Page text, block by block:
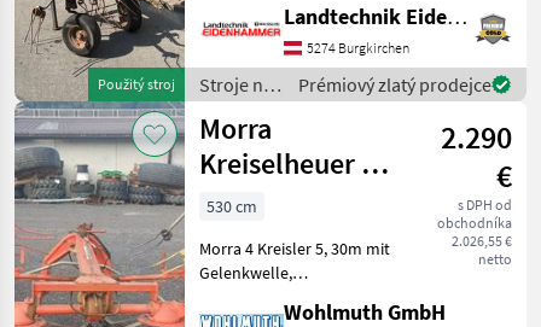
Stroje Na Zber
Objemovych
Krmiv
Nariadkovac
Morra
VYBRAT
KATEGORII
Morra
Pöttinger
Použitý stroj
Verfügbar Standort in 5621
St.Veit im Pongau Stroje na
zber objemových krmív
Nariadkovač
Landtechnik Eidenhammer GmbH
5274 Burgkirchen
Stroje na
zber
objemových
krmív /
Morra
Prémiový zlatý prodejce
Morra
Kreiselheuer MH
530 4 Kreisler
2.290
€
s DPH od
obchodníka
2.026,55 €
netto
530 cm
Morra 4 Kreisler 5, 30m mit
Gelenkwelle,
Außenkreisel nach innen
Wohlmuth GmbH